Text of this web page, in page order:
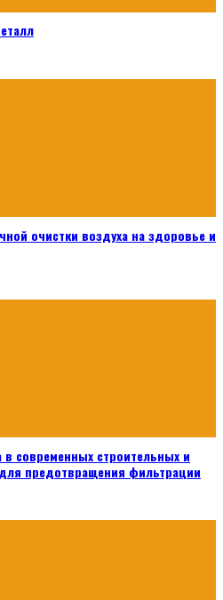
очистки воздуха на здоровье и
в современных строительных и
предотвращения фильтрации